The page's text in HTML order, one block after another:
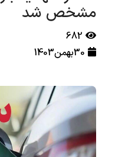
مشخص شد
682
30بهمن1403